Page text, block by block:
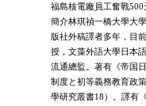
福島核電廠員工奮戰
簡介林琪禎一橋大學大
版社外稿譯者多年，目
授，文藻外語大學日本
流通總監。著有《帝国
制度と初等義務教育政
學研究叢書18）。譯有